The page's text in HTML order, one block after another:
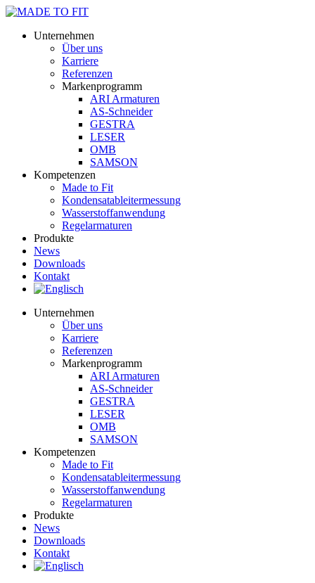
Unternehmen
Über uns
Karriere
Referenzen
Markenprogramm
ARI Armaturen
AS-Schneider
GESTRA
LESER
OMB
SAMSON
Kompetenzen
Made to Fit
Kondensat­ableiter­messung
Wasserstoff­anwendung
Regel­arma­turen
Produkte
News
Downloads
Kontakt
Unternehmen
Über uns
Karriere
Referenzen
Markenprogramm
ARI Armaturen
AS-Schneider
GESTRA
LESER
OMB
SAMSON
Kompetenzen
Made to Fit
Kondensat­ableiter­messung
Wasserstoff­anwendung
Regel­arma­turen
Produkte
News
Downloads
Kontakt